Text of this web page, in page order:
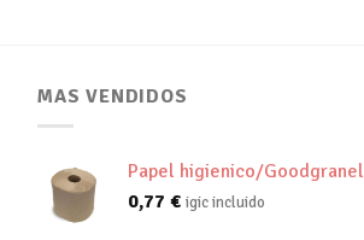
MAS VENDIDOS
Papel higienico/Goodgranel
0,77 € igic incluido